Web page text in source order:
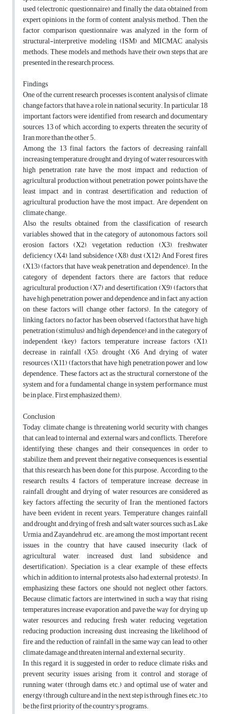
used (electronic questionnaire) and finally the data obtained from
expert opinions in the form of content analysis method. Then, the
factor comparison questionnaire was analyzed in the form of
structural-interpretive modeling (ISM) and MICMAC analysis
methods. These models and methods have their own steps that are
presented in the research process.
Findings
One of the current research processes is content analysis of climate
change factors that have a role in national security. In particular, 18
important factors were identified from research and documentary
sources, 13 of which, according to experts, threaten the security of
Iran more than the other 5.
Among the 13 final factors, the factors of decreasing rainfall,
increasing temperature, drought and drying of water resources with
high penetration rate have the most impact and reduction of
agricultural production without penetration power points have the
least impact and in contrast, desertification and reduction of
agricultural production have the most impact. Are dependent on
climate change.
Also, the results obtained from the classification of research
variables showed that in the category of autonomous factors, soil
erosion factors (X2), vegetation reduction (X3), freshwater
deficiency (X4), land subsidence (X8), dust (X12) And Forest fires
(X13) (factors that have weak penetration and dependence). In the
category of dependent factors, there are factors that reduce
agricultural production (X7) and desertification (X9) (factors that
have high penetration, power and dependence, and in fact, any action
on these factors will change other factors). In the category of
linking factors, no factor has been observed (factors that have high
penetration (stimulus) and high dependence) and in the category of
independent (key) factors, temperature increase factors (X1),
decrease in rainfall (X5), drought (X6 And drying of water
resources (X11) (factors that have high penetration power and low
dependence. These factors act as the structural cornerstone of the
system and for a fundamental change in system performance, must
be in place. First emphasized them).
Conclusion
Today, climate change is threatening world security with changes
that can lead to internal and external wars and conflicts. Therefore,
identifying these changes and their consequences in order to
stabilize them and prevent their negative consequences is essential
that this research has been done for this purpose. According to the
research results, 4 factors of temperature increase, decrease in
rainfall, drought and drying of water resources are considered as
key factors affecting the security of Iran, the mentioned factors
have been evident in recent years. Temperature changes, rainfall
and drought and drying of fresh and salt water sources such as Lake
Urmia and Zayandehrud, etc. are among the most important recent
issues in the country that have caused insecurity (lack of
agricultural water, increased dust, land subsidence and
desertification). Speciation is a clear example of these effects,
which in addition to internal protests, also had external protests). In
emphasizing these factors, one should not neglect other factors.
Because climatic factors are intertwined in such a way that rising
temperatures increase evaporation and pave the way for drying up
water resources and reducing fresh water, reducing vegetation,
reducing production, increasing dust, increasing the likelihood of
fire and the reduction of rainfall in the same way can lead to other
climate damage and threaten internal and external security.
In this regard, it is suggested in order to reduce climate risks and
prevent security issues arising from it, control and storage of
running water (through dams, etc.) and optimal use of water and
energy (through culture and in the next step is through fines, etc.) to
be the first priority of the country's programs.